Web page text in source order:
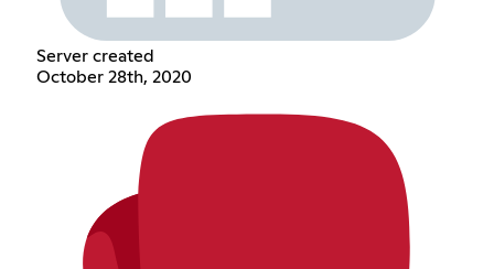
Server created
October 28th, 2020